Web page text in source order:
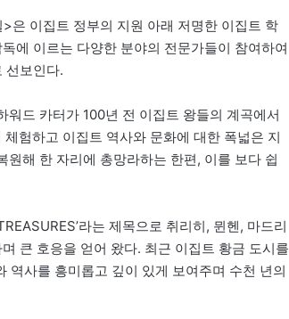
은 이집트 정부의 지원 아래 저명한 이집트 학
에 이르는 다양한 분야의 전문가들이 참여하여
선보인다.
드 카터가 100년 전 이집트 왕들의 계곡에서
험하고 이집트 역사와 문화에 대한 폭넓은 지
해 한 자리에 총망라하는 한편, 이를 보다 쉽
라는 제목으로 취리히, 뮌헨, 마드리
큰 호응을 얻어 왔다. 최근 이집트 황금 도시를
역사를 흥미롭고 깊이 있게 보여주며 수천 년의